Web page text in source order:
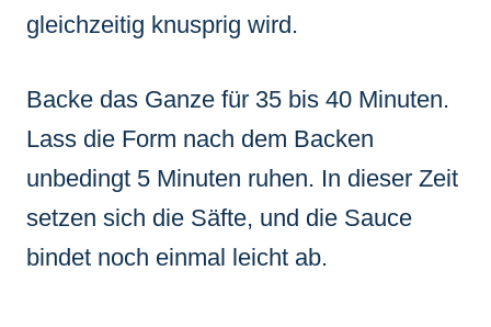
gleichzeitig knusprig wird.
Backe das Ganze für 35 bis 40 Minuten.
Lass die Form nach dem Backen
unbedingt 5 Minuten ruhen. In dieser Zeit
setzen sich die Säfte, und die Sauce
bindet noch einmal leicht ab.